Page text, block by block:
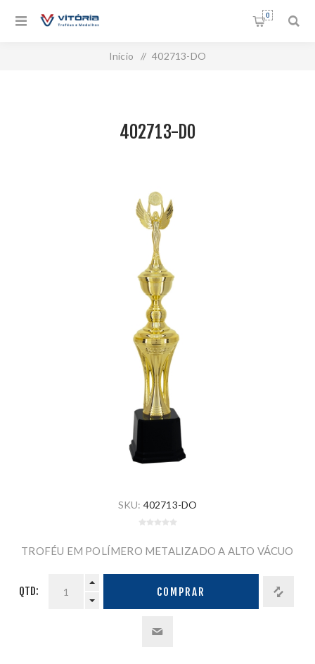
0
Início / 402713-DO
402713-DO
SKU: 402713-DO
TROFÉU EM POLÍMERO METALIZADO A ALTO VÁCUO
QTD: COMPRAR